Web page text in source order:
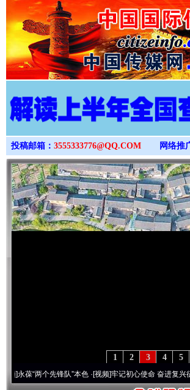
投稿邮箱： 3555333776@QQ.COM 网络推
5
4
3
2
1
“两个先锋队”本色·[视频]牢记初心使命 奋进复兴征程丨